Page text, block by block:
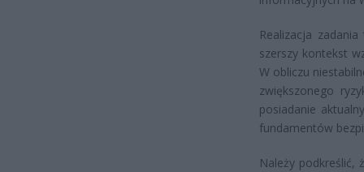
Realizacja
szerszy kontekst
W obliczu
zwiększonego
posiadanie
fundamentów
Należy podkreślić,